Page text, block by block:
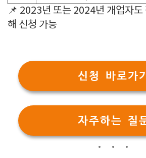
📌 2023년 또는 2024년 개업자도
해 신청 가능
신청 바로가기
자주하는 질